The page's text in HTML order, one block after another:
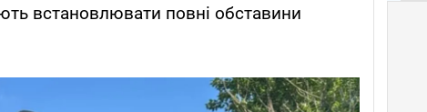
встановлювати повні обставини